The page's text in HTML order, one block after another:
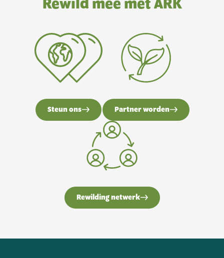
Rewild mee met ARK
Steun ons Partner worden
Rewilding netwerk